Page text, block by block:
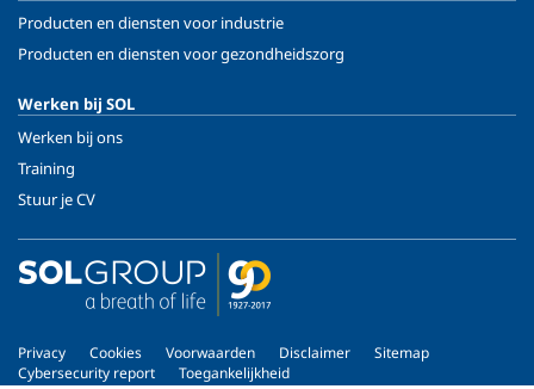
Producten en diensten voor industrie
Producten en diensten voor gezondheidszorg
Werken bij SOL
Werken bij ons
Training
Stuur je CV
Privacy Cookies Voorwaarden Disclaimer
Sitemap
Cybersecurity report
Toegankelijkheid